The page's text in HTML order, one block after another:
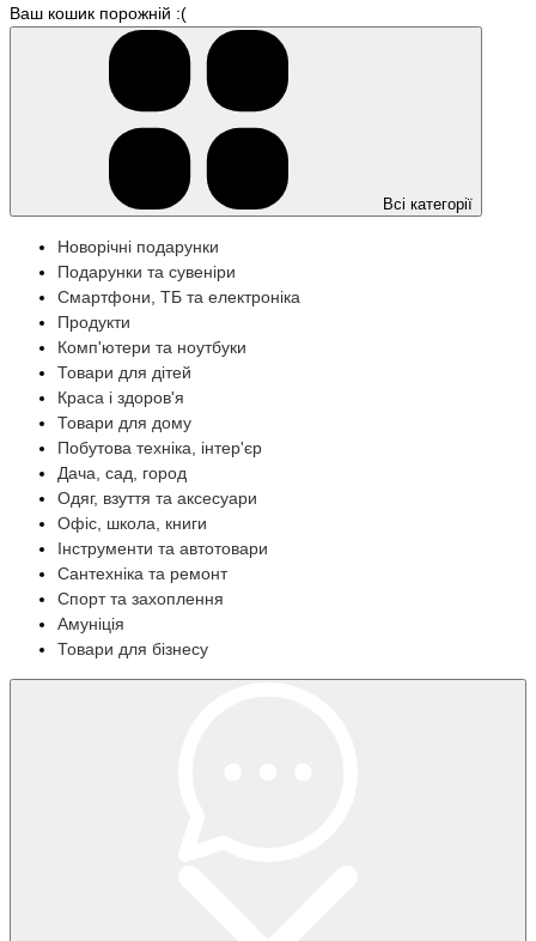
Ваш кошик порожній :(
Всі категорії
Новорічні подарунки
Подарунки та сувеніри
Смартфони, ТБ та електроніка
Продукти
Комп'ютери та ноутбуки
Товари для дітей
Краса і здоров'я
Товари для дому
Побутова техніка, інтер'єр
Дача, сад, город
Одяг, взуття та аксесуари
Офіс, школа, книги
Інструменти та автотовари
Сантехніка та ремонт
Спорт та захоплення
Амуніція
Товари для бізнесу